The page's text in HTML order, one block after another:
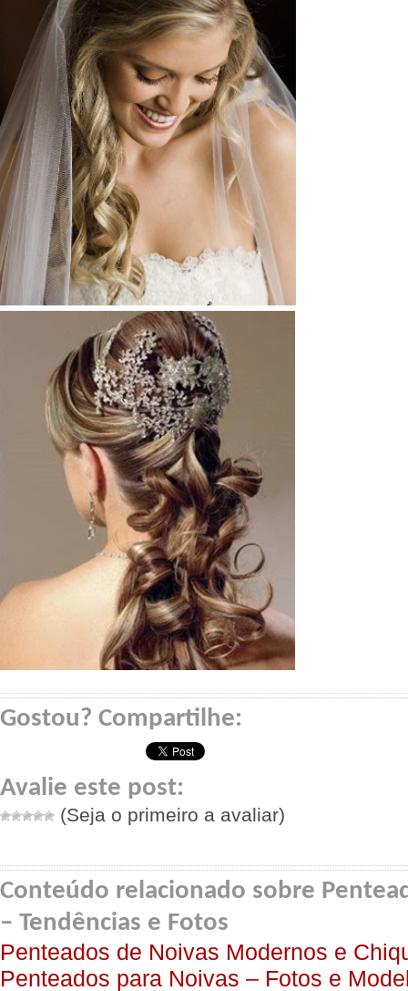
Gostou? Compartilhe:
Avalie este post:
(Seja o primeiro a avaliar)
Conteúdo relacionado sobre
– Tendências e Fotos
Penteados de Noivas Modernos e
Penteados para Noivas – Fotos e